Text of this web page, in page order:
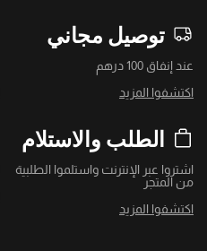
توصيل مجاني
عند إنفاق 100 درهم
اكتشفوا المزيد
الطلب والاستلام
اشتروا عبر الإنترنت واستلموا الطلبية
من المتجر
اكتشفوا المزيد